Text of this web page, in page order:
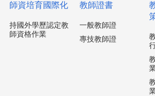
師資培育國際化
持國外學歷認定教
師資格作業
教師證書
一般教師證
專技教師證